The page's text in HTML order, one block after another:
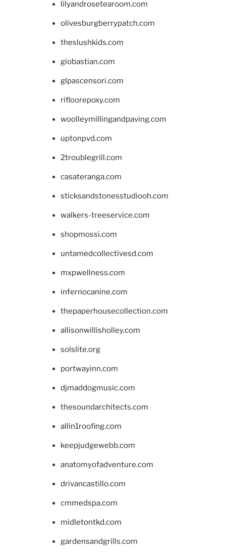
lilyandrosetearoom.com
olivesburgberrypatch.com
theslushkids.com
giobastian.com
glpascensori.com
rifloorepoxy.com
woolleymillingandpaving.com
uptonpvd.com
2troublegrill.com
casateranga.com
sticksandstonesstudiooh.com
walkers-treeservice.com
shopmossi.com
untamedcollectivesd.com
mxpwellness.com
infernocanine.com
thepaperhousecollection.com
allisonwillisholley.com
solslite.org
portwayinn.com
djmaddogmusic.com
thesoundarchitects.com
allin1roofing.com
keepjudgewebb.com
anatomyofadventure.com
drivancastillo.com
cmmedspa.com
midletontkd.com
gardensandgrills.com